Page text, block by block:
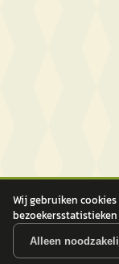
Wij gebruiken
Alleen